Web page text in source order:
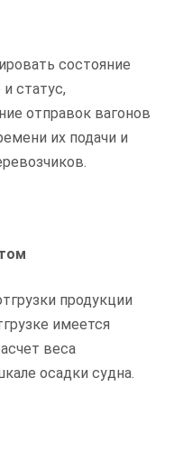
состояние
статус,
отправок вагонов
их подачи и
продукции
имеется
веса
осадки судна.